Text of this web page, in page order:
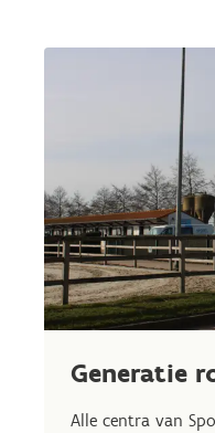
Generatie
Alle centra van